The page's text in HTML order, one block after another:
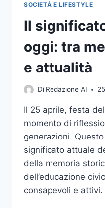
SOCIETÀ E LIFESTYLE
Il
oggi: tra
e attualità
Di Redazione AI
Il 25 aprile, festa
momento di
generazioni.
significato attuale
della memoria
dell’educazione
consapevoli e attivi.